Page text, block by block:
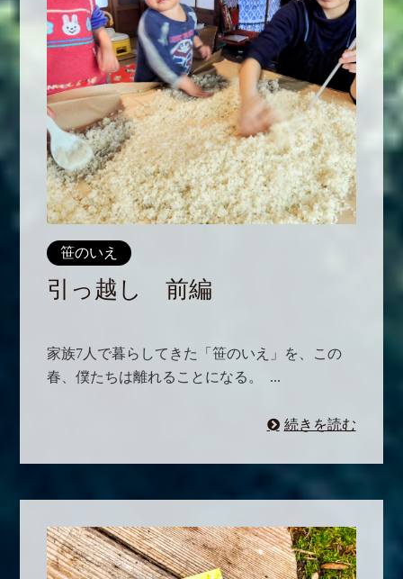
笹のいえ
引っ越し 前編
家族7人で暮らしてきた「笹のいえ」を、この
春、僕たちは離れることになる。 ...
続きを読む